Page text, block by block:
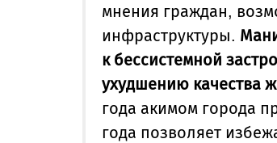
мнения граждан,
инфраструктуры.
к бессистемной
ухудшению качества
года акимом города
года позволяет